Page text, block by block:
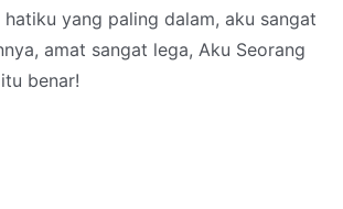
yang paling dalam, aku sangat
amat sangat lega, Aku Seorang
benar!